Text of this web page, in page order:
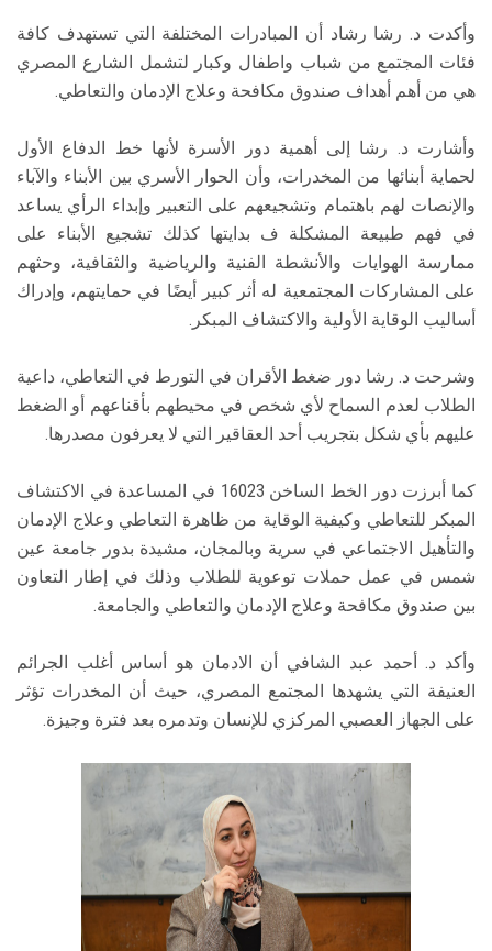
وأكدت د. رشا رشاد أن المبادرات المختلفة التي تستهدف كافة
فئات المجتمع من شباب واطفال وكبار لتشمل الشارع المصري
هي من أهم أهداف صندوق مكافحة وعلاج الإدمان والتعاطي.
وأشارت د. رشا إلى أهمية دور الأسرة لأنها خط الدفاع الأول
لحماية أبنائها من المخدرات، وأن الحوار الأسري بين الأبناء والآباء
والإنصات لهم باهتمام وتشجيعهم على التعبير وإبداء الرأي يساعد
في فهم طبيعة المشكلة ف بدايتها كذلك تشجيع الأبناء على
ممارسة الهوايات والأنشطة الفنية والرياضية والثقافية، وحثهم
على المشاركات المجتمعية له أثر كبير أيضًا في حمايتهم، وإدراك
أساليب الوقاية الأولية والاكتشاف المبكر.
وشرحت د. رشا دور ضغط الأقران في التورط في التعاطي، داعية
الطلاب لعدم السماح لأي شخص في محيطهم بأقناعهم أو الضغط
عليهم بأي شكل بتجريب أحد العقاقير التي لا يعرفون مصدرها.
كما أبرزت دور الخط الساخن 16023 في المساعدة في الاكتشاف
المبكر للتعاطي وكيفية الوقاية من ظاهرة التعاطي وعلاج الإدمان
والتأهيل الاجتماعي في سرية وبالمجان، مشيدة بدور جامعة عين
شمس في عمل حملات توعوية للطلاب وذلك في إطار التعاون
بين صندوق مكافحة وعلاج الإدمان والتعاطي والجامعة.
وأكد د. أحمد عبد الشافي أن الادمان هو أساس أغلب الجرائم
العنيفة التي يشهدها المجتمع المصري، حيث أن المخدرات تؤثر
على الجهاز العصبي المركزي للإنسان وتدمره بعد فترة وجيزة.